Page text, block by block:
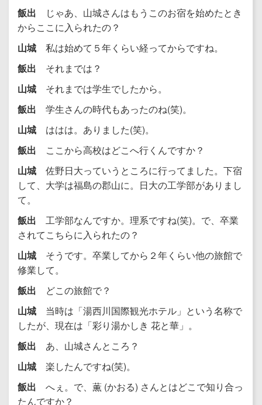
飯出 じゃあ、山城さんはもうこのお宿を始めたとき
からここに入られたの？
山城 私は始めて５年くらい経ってからですね。
飯出 それまでは？
山城 それまでは学生でしたから。
飯出 学生さんの時代もあったのね(笑)。
山城 ははは。ありました(笑)。
飯出 ここから高校はどこへ行くんですか？
山城 佐野日大っていうところに行ってました。下宿
して、大学は福島の郡山に。日大の工学部がありまし
て。
飯出 工学部なんですか。理系ですね(笑)。で、卒業
されてこちらに入られたの？
山城 そうです。卒業してから２年くらい他の旅館で
修業して。
飯出 どこの旅館で？
山城 当時は「湯西川国際観光ホテル」という名称で
したが、現在は「彩り湯かしき 花と華」。
飯出 あ、山城さんところ？
山城 楽したんですね(笑)。
飯出 へぇ。で、薫 (かおる) さんとはどこで知り合っ
たんですか？